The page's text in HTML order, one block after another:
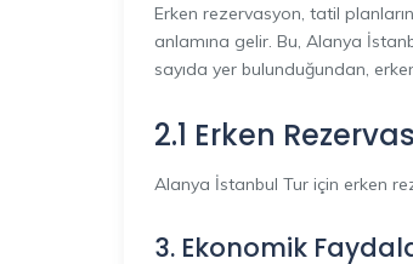
Erken rezervasyon, tatil
anlamına gelir. Bu, Alanya
sayıda yer bulunduğundan,
2.1 Erken
Alanya İstanbul Tur için erken
3. Ekonomik